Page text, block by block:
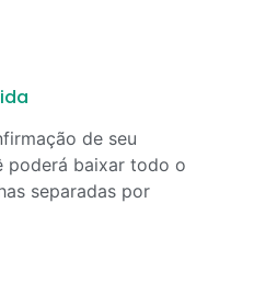
de seu
poderá baixar todo o
separadas por